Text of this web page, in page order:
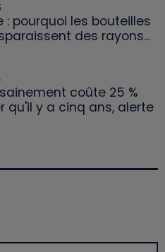
: pourquoi les bouteilles
des rayons...
coûte 25 %
qu'il y a cinq ans, alerte